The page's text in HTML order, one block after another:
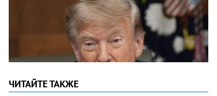
ЧИТАЙТЕ ТАКЖЕ